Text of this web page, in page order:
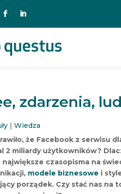
zdarzenia,
|Wiedza
że Facebook z serwisu
2 miliardy użytkowników?
największe czasopisma na
modele biznesowe i
porządek. Czy stać nas na